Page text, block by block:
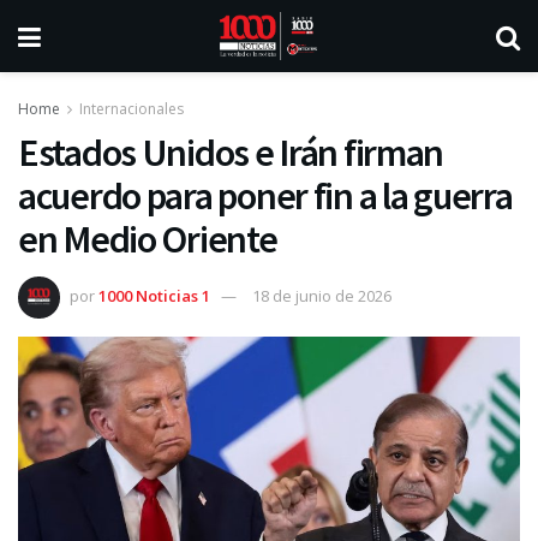
Home Internacionales
Estados Unidos e Irán firman
acuerdo para poner fin a la guerra
en Medio Oriente
por1000 Noticias 1 18 de junio de 2026